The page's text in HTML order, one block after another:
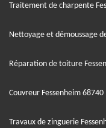
Traitement de charpente
Nettoyage et démoussage
Réparation de toiture
Couvreur Fessenheim 68740
Travaux de zinguerie